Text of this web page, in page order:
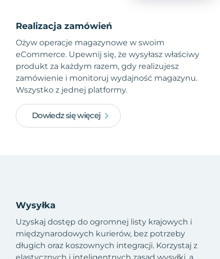
Realizacja zamówień
Ożyw operacje magazynowe w swoim
eCommerce. Upewnij się, że wysyłasz właściwy
produkt za każdym razem, gdy realizujesz
zamówienie i monitoruj wydajność magazynu.
Wszystko z jednej platformy.
Dowiedz się więcej
Wysyłka
Uzyskaj dostęp do ogromnej listy krajowych i
międzynarodowych kurierów, bez potrzeby
długich oraz koszownych integracji. Korzystaj z